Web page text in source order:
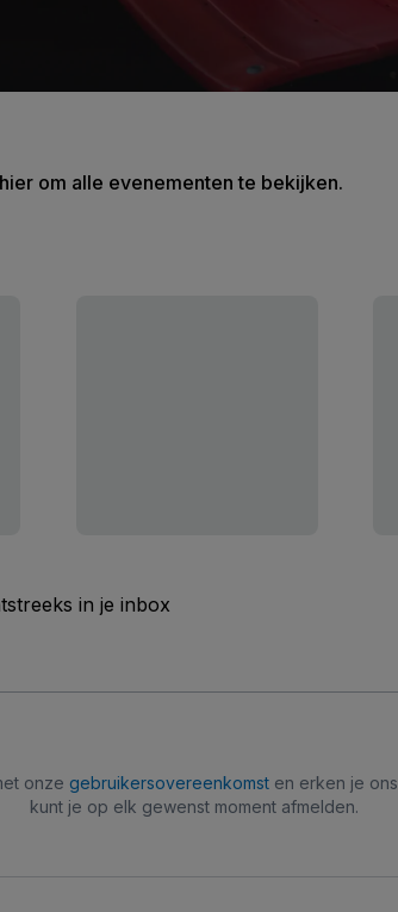
om alle evenementen te bekijken.
in je inbox
onze gebruikersovereenkomst en erken je ons
kunt je op elk gewenst moment afmelden.